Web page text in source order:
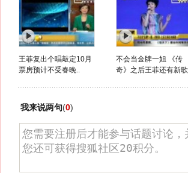
王菲复出个唱敲定10月
票房预计不受春晚..
不会当金牌一姐 《传
奇》之后王菲还有新歌
我来说两句(0)